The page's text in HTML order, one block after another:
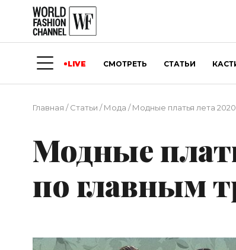
LIVE СМОТРЕТЬ СТАТЬИ
Главная /Статьи /Мода /Модные платья лета
Модные
по главным